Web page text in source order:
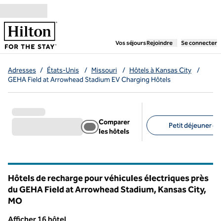
Aller directement au contenu
Vos séjours,ouvre un nouvel
Rejoindre Se connecter
Adresses / États-Unis / Missouri / Hôtels à Kansas City
/
GEHA Field at Arrowhead Stadium EV Charging Hôtels
Comparer
les hôtels
Petit déjeuner
Hôtels de recharge pour véhicules électriques près
du GEHA Field at Arrowhead Stadium, Kansas City,
MO